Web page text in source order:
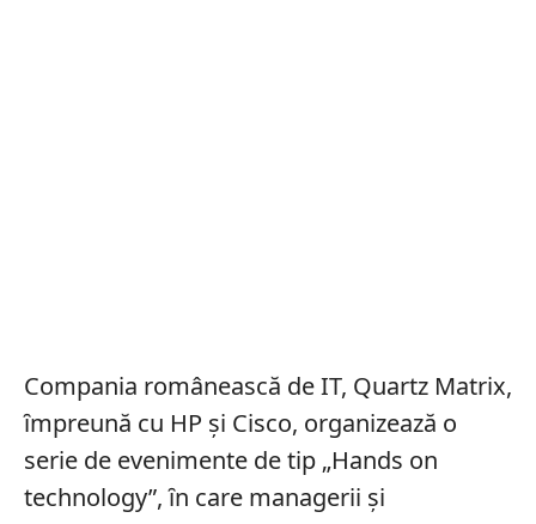
Compania românească de IT, Quartz Matrix,
ȋmpreună cu HP și Cisco, organizează o
serie de evenimente de tip „Hands on
technology”, ȋn care managerii și